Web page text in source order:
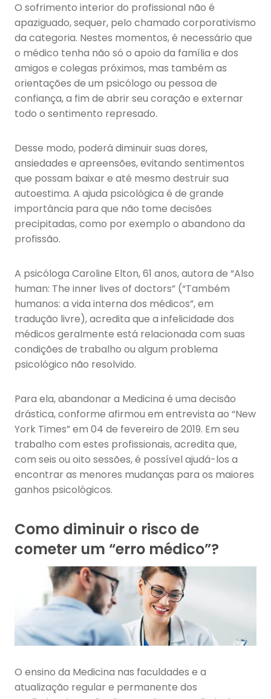
O sofrimento interior do profissional não é
apaziguado, sequer, pelo chamado corporativismo
da categoria. Nestes momentos, é necessário que
o médico tenha não só o apoio da família e dos
amigos e colegas próximos, mas também as
orientações de um psicólogo ou pessoa de
confiança, a fim de abrir seu coração e externar
todo o sentimento represado.
Desse modo, poderá diminuir suas dores,
ansiedades e apreensões, evitando sentimentos
que possam baixar e até mesmo destruir sua
autoestima. A ajuda psicológica é de grande
importância para que não tome decisões
precipitadas, como por exemplo o abandono da
profissão.
A psicóloga Caroline Elton, 61 anos, autora de “Also
human: The inner lives of doctors” (“Também
humanos: a vida interna dos médicos”, em
tradução livre), acredita que a infelicidade dos
médicos geralmente está relacionada com suas
condições de trabalho ou algum problema
psicológico não resolvido.
Para ela, abandonar a Medicina é uma decisão
drástica, conforme afirmou em entrevista ao “New
York Times” em 04 de fevereiro de 2019. Em seu
trabalho com estes profissionais, acredita que,
com seis ou oito sessões, é possível ajudá-los a
encontrar as menores mudanças para os maiores
ganhos psicológicos.
Como diminuir o risco de
cometer um “erro médico”?
O ensino da Medicina nas faculdades e a
atualização regular e permanente dos